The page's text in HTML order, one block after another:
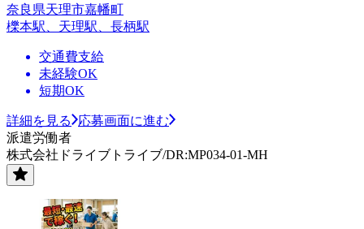
奈良県天理市嘉幡町
櫟本駅、天理駅、長柄駅
交通費支給
未経験OK
短期OK
詳細を見る
応募画面に進む
派遣労働者
株式会社ドライブトライブ/DR:MP034-01-MH